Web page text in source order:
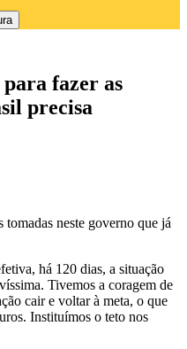
para fazer as
precisa
tomadas neste governo que já
há 120 dias, a situação
Tivemos a coragem de
cair e voltar à meta, o que
Instituímos o teto nos